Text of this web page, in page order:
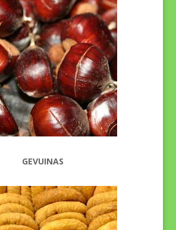
GEVUINAS